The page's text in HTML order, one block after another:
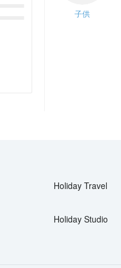
子供
Holiday Travel
Holiday Studio